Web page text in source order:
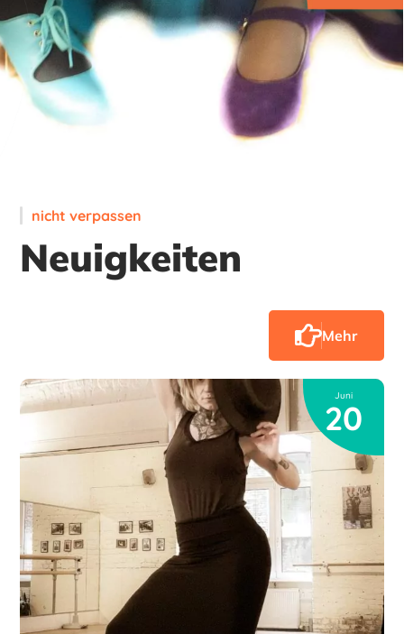
nicht verpassen
Neuigkeiten
Mehr
Juni
20